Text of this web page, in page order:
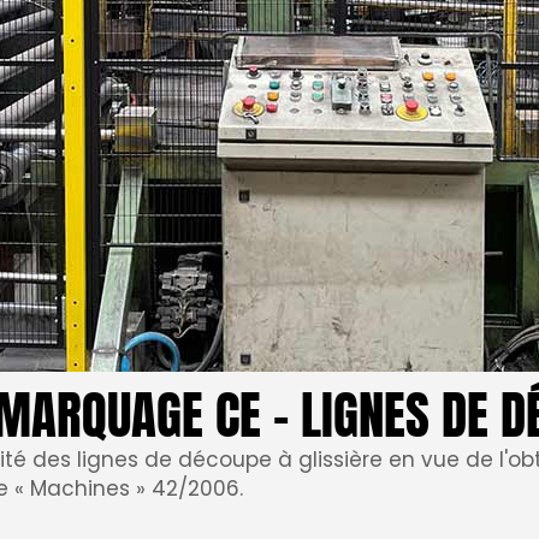
CE – LIGNES DE
des lignes de découpe à glissière en vue de
Machines » 42/2006.